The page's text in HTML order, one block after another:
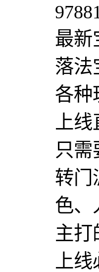
最新
落法
各种
上
只
转门
色、
主打
上